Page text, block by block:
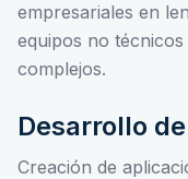
empresariales en
equipos no
complejos.
Desarrollo
Creación de